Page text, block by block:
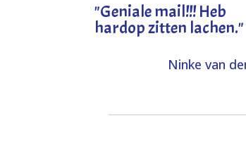
"Geniale mail!!! Heb
hardop zitten lachen."
Ninke van